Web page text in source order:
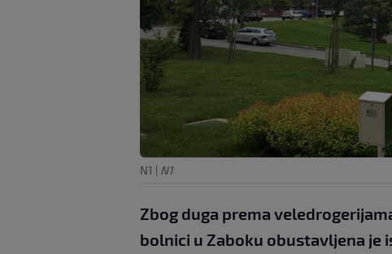
N1 | N1
Zbog duga prema
bolnici u Zaboku obustavljena je